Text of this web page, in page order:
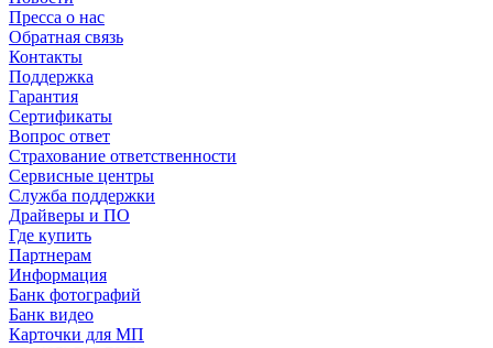
Пресса о нас
Обратная связь
Контакты
Поддержка
Гарантия
Сертификаты
Вопрос ответ
Страхование ответственности
Сервисные центры
Служба поддержки
Драйверы и ПО
Где купить
Партнерам
Информация
Банк фотографий
Банк видео
Карточки для МП